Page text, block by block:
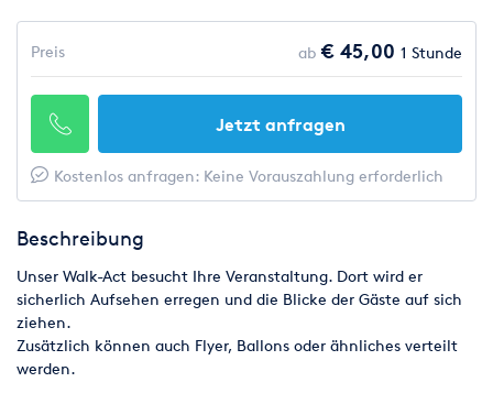
Preis ab € 45,00 1 Stunde
Jetzt anfragen
Kostenlos anfragen: Keine Vorauszahlung erforderlich
Beschreibung
Unser Walk-Act besucht Ihre Veranstaltung. Dort wird er
sicherlich Aufsehen erregen und die Blicke der Gäste auf sich
ziehen.
Zusätzlich können auch Flyer, Ballons oder ähnliches verteilt
werden.